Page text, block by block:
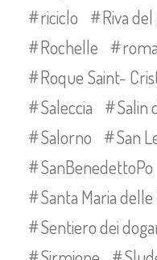
riciclo
Riva
Rochelle
roma
Roque Saint-
Saleccia
Salin
Salorno
San
SanBenedettoPo
Santa Maria delle
Sentiero dei